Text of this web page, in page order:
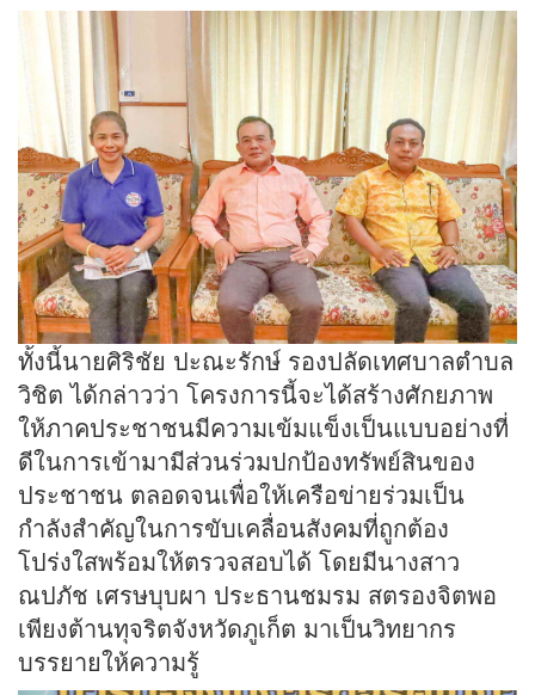
ทั้งนี้นายศิริชัย ปะณะรักษ์ รองปลัดเทศบาลตำบล
วิชิต ได้กล่าวว่า โครงการนี้จะได้สร้างศักยภาพ
ให้ภาคประชาชนมีความเข้มแข็งเป็นแบบอย่างที่
ดีในการเข้ามามีส่วนร่วมปกป้องทรัพย์สินของ
ประชาชน ตลอดจนเพื่อให้เครือข่ายร่วมเป็น
กำลังสำคัญในการขับเคลื่อนสังคมที่ถูกต้อง
โปร่งใสพร้อมให้ตรวจสอบได้ โดยมีนางสาว
ณปภัช เศรษบุบผา ประธานชมรม สตรองจิตพอ
เพียงต้านทุจริตจังหวัดภูเก็ต มาเป็นวิทยากร
บรรยายให้ความรู้